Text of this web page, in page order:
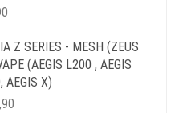
R$ 34,90
THROUGH
R$ 64,90
Z SERIES - MESH (ZEUS
(AEGIS L200 , AEGIS
AEGIS X)